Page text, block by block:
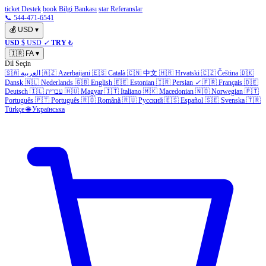
ticket Destek book Bilgi Bankası star Referanslar
📞 544-471-6541
💰 USD ▾
USD $ USD ✓ TRY ₺
🇮🇷 FA ▾
Dil Seçin
🇸🇦 العربية 🇦🇿 Azerbaijani 🇪🇸 Català 🇨🇳 中文 🇭🇷 Hrvatski 🇨🇿 Čeština 🇩🇰
Dansk 🇳🇱 Nederlands 🇬🇧 English 🇪🇪 Estonian 🇮🇷 Persian ✓ 🇫🇷 Français 🇩🇪
Deutsch 🇮🇱 עברית 🇭🇺 Magyar 🇮🇹 Italiano 🇲🇰 Macedonian 🇳🇴 Norwegian 🇵🇹
Português 🇵🇹 Português 🇷🇴 Română 🇷🇺 Русский 🇪🇸 Español 🇸🇪 Svenska 🇹🇷
Türkçe 🌐 Українська